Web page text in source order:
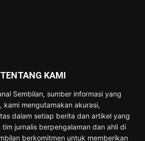
TENTANG KAMI
Sembilan, sumber informasi yang
kami mengutamakan akurasi,
dalam setiap berita dan artikel yang
tim jurnalis berpengalaman dan ahli di
berkomitmen untuk memberikan